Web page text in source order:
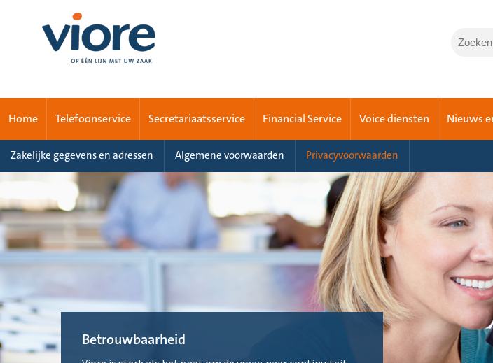
Home Telefoonservice Secretariaatsservice Financial Service Voice diensten Nieuws
Zakelijke gegevens en adressen Algemene voorwaarden Privacyvoorwaarden
Betrouwbaarheid